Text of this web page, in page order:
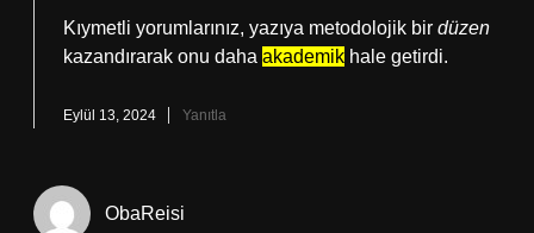
Kıymetli yorumlarınız, yazıya metodolojik bir düzen
kazandırarak onu daha akademik hale getirdi.
Eylül 13, 2024 Yanıtla
ObaReisi